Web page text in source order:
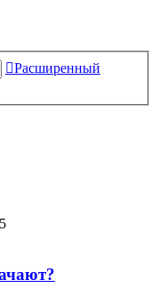
Расширенный